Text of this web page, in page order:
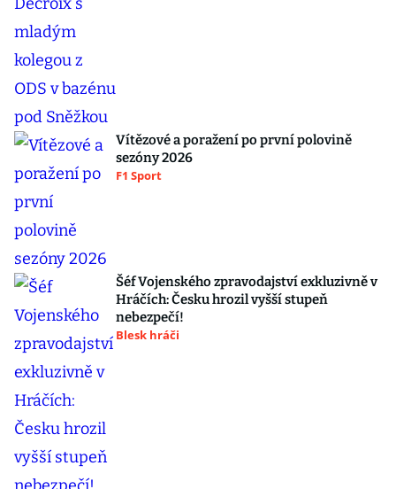
Vítězové a poražení po první polovině
sezóny 2026
F1 Sport
Šéf Vojenského zpravodajství exkluzivně v
Hráčích: Česku hrozil vyšší stupeň
nebezpečí!
Blesk hráči